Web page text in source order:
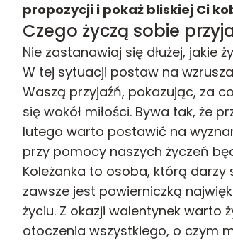
propozycji i pokaż bliskiej Ci
Czego życzą sobie
Nie zastanawiaj się dłużej, jakie
W tej sytuacji postaw na
Waszą przyjaźń, pokazując, za
się wokół miłości. Bywa tak, że
lutego warto postawić na
przy pomocy naszych życzeń
Koleżanka to osoba, którą
zawsze jest powierniczką
życiu. Z okazji walentynek warto
otoczenia wszystkiego, o czym